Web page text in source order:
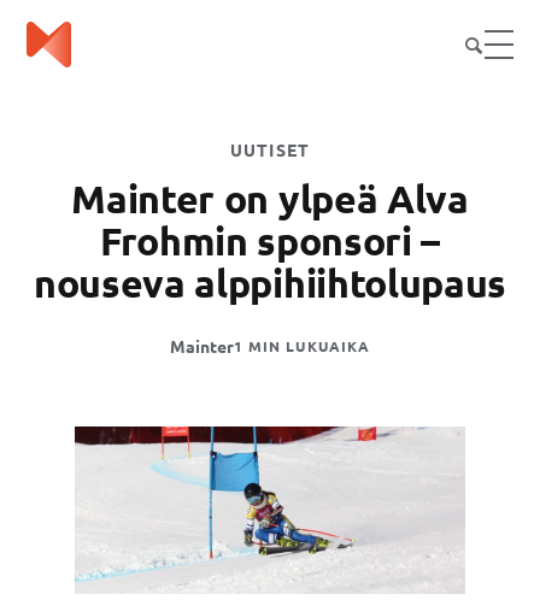
UUTISET
Mainter on ylpeä Alva
Frohmin sponsori –
nouseva alppihiihtolupaus
Mainter1 MIN LUKUAIKA